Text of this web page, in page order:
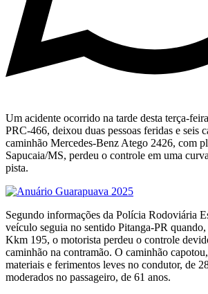
Um acidente ocorrido na tarde desta terça-
PRC-466, deixou duas pessoas feridas e seis
caminhão Mercedes-Benz Atego 2426, com
Sapucaia/MS, perdeu o controle em uma
pista.
Segundo informações da Polícia Rodoviária
veículo seguia no sentido Pitanga-PR
Kkm 195, o motorista perdeu o controle
caminhão na contramão. O caminhão
materiais e ferimentos leves no condutor, de
moderados no passageiro, de 61 anos.